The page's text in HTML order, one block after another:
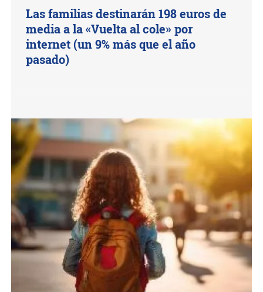
Las familias destinarán 198 euros de
media a la «Vuelta al cole» por
internet (un 9% más que el año
pasado)